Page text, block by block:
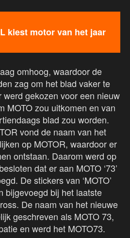
kiest motor van het jaar
omhoog, waardoor de
zag om het blad vaker te
werd gekozen voor een nieuw
MOTO zou uitkomen en van
blad zou worden.
vond de naam van het
op MOTOR, waardoor er
ontstaan. Daarom werd op
dat er aan MOTO ‘73’
De stickers van ‘MOTO’
bijgevoegd bij het laatste
De naam van het nieuwe
geschreven als MOTO 73,
en werd het MOTO73.